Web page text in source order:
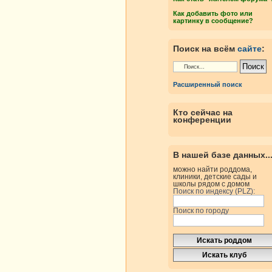
Как добавить фото или
картинку в сообщение?
Поиск на всём сайте:
Расширенный поиск
Кто сейчас на
конференции
В нашей базе данных...
можно найти роддома,
клиники, детские сады и
школы рядом с домом
Поиск по индексу (PLZ):
Поиск по городу